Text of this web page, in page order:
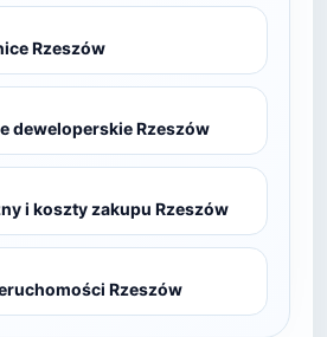
Rzeszów
deweloperskie Rzeszów
i koszty zakupu Rzeszów
Rzeszów